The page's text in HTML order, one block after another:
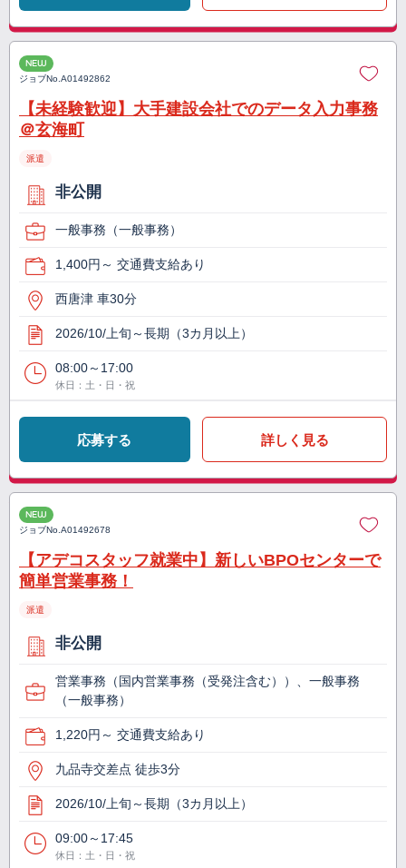
NEW
ジョブNo.A01492862
【未経験歓迎】大手建設会社でのデータ入力事務
＠玄海町
派遣
非公開
一般事務（一般事務）
1,400円～ 交通費支給あり
西唐津 車30分
2026/10/上旬～長期（3カ月以上）
08:00～17:00
休日：土・日・祝
応募する 詳しく見る
NEW
ジョブNo.A01492678
【アデコスタッフ就業中】新しいBPOセンターで
簡単営業事務！
派遣
非公開
営業事務（国内営業事務（受発注含む））、一般事務
（一般事務）
1,220円～ 交通費支給あり
九品寺交差点 徒歩3分
2026/10/上旬～長期（3カ月以上）
09:00～17:45
休日：土・日・祝